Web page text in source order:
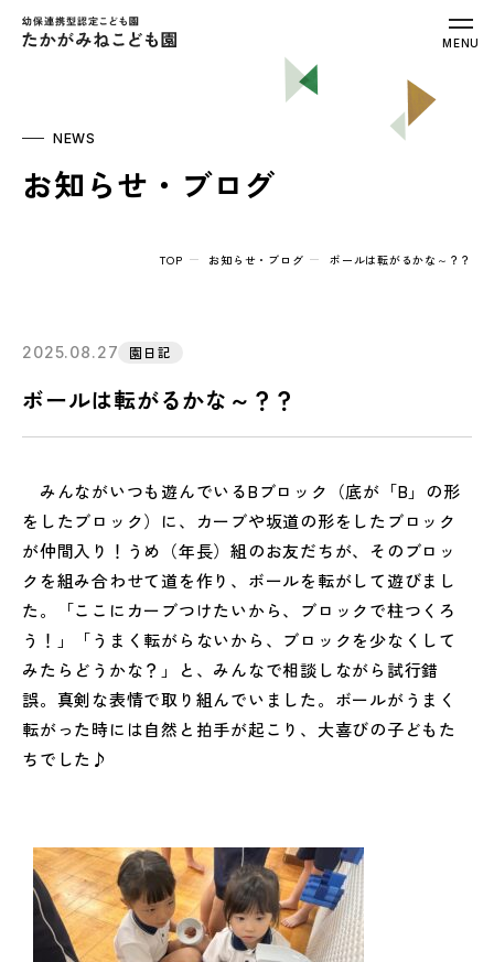
幼保連携型認定こども園 たかがみねこ
MENU
NEWS
お知らせ・ブログ
TOP お知らせ・ブログ ボールは転がるかな～？？
2025.08.27 園日記
ボールは転がるかな～？？
みんながいつも遊んでいるBブロック（底が「B」の形
をしたブロック）に、カーブや坂道の形をしたブロック
が仲間入り！うめ（年長）組のお友だちが、そのブロッ
クを組み合わせて道を作り、ボールを転がして遊びまし
た。「ここにカーブつけたいから、ブロックで柱つくろ
う！」「うまく転がらないから、ブロックを少なくして
みたらどうかな？」と、みんなで相談しながら試行錯
誤。真剣な表情で取り組んでいました。ボールがうまく
転がった時には自然と拍手が起こり、大喜びの子どもた
ちでした♪